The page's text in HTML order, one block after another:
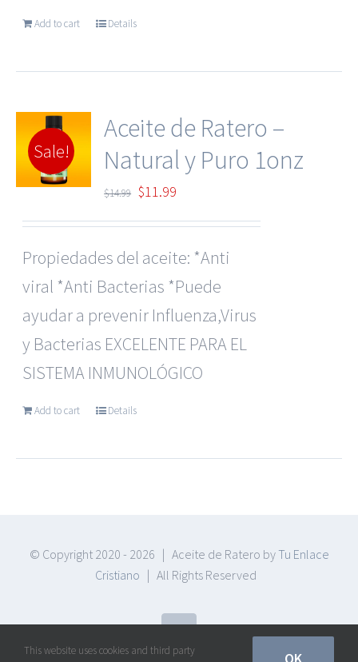
Add to cart Details
Sale!
Aceite de Ratero –
Natural y Puro 1onz
$14.99 Original
price
$14.99.
$11.99
price
$11.99.
Propiedades del aceite: *Anti
viral *Anti Bacterias *Puede
ayudar a prevenir Influenza,Virus
y Bacterias EXCELENTE PARA EL
SISTEMA INMUNOLÓGICO
Add to cart Details
© Copyright 2020 - 2026 | Aceite de Ratero by Tu Enlace
Cristiano | All Rights Reserved
This website uses cookies and third party